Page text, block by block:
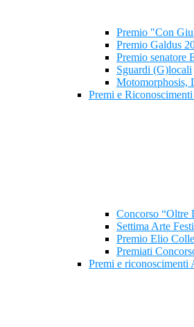
Premio "Con
Premio Galdus
Premio senatore
Sguardi (G)locali
Motomorphosis,
Premi e
Concorso “Oltre
Settima Arte
Premio Elio
Premiati
Premi e riconoscimenti